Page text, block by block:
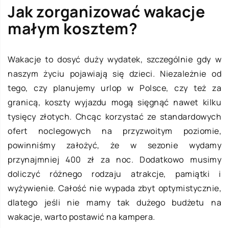
Jak zorganizować wakacje
małym kosztem?
Wakacje to dosyć duży wydatek, szczególnie gdy w
naszym życiu pojawiają się dzieci. Niezależnie od
tego, czy planujemy urlop w Polsce, czy też za
granicą, koszty wyjazdu mogą sięgnąć nawet kilku
tysięcy złotych. Chcąc korzystać ze standardowych
ofert noclegowych na przyzwoitym poziomie,
powinniśmy założyć, że w sezonie wydamy
przynajmniej 400 zł za noc. Dodatkowo musimy
doliczyć różnego rodzaju atrakcje, pamiątki i
wyżywienie. Całość nie wypada zbyt optymistycznie,
dlatego jeśli nie mamy tak dużego budżetu na
wakacje, warto postawić na kampera.